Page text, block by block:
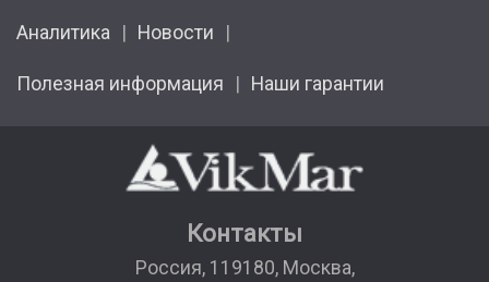
Аналитика Новости
Полезная информация Наши гарантии
Контакты
Россия, 119180, Москва,